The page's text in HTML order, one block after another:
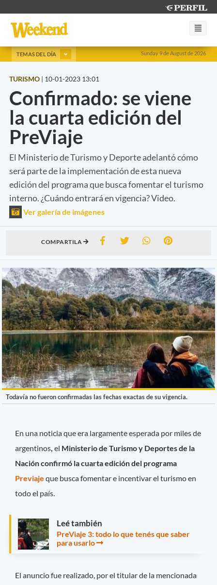
Sunday 9 de August de 2026
TEMAS DEL DÍA
TURISMO | 10-01-2023 13:01
Confirmado: se viene
la cuarta edición del
PreViaje
El Ministerio de Turismo y Deporte adelantó cómo
será parte de la implementación de esta nueva
edición del programa que busca fomentar el turismo
interno. ¿Cuándo entrará en vigencia? Video.
Ver galería de imágenes
COMPARTILA
Todavía no fueron confirmadas las fechas exactas de su vigencia.
En una noticia que era largamente esperada por miles de
argentinos ,el Ministerio de Turismo y Deportes de la
Nación confirmó la cuarta edición del programa
Previajeque busca fomentar e incentivar el turismo en
todo el país.
Leé también
PreViaje 3: todo lo que tenés que saber
para usarlo
El anuncio fue realizado, por el titular de la mencionada